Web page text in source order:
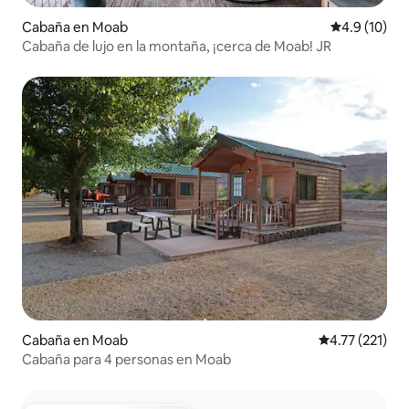
Cabaña en Moab Calificación
4.9 (10)
Cabaña de lujo en la montaña, ¡cerca de Moab! JR
Cabaña en Moab Calificación
4.77 (221)
Cabaña para 4 personas en Moab